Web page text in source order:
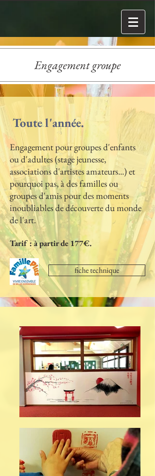
Engagement groupe
Toute l'année.
Engagement pour groupes d'enfants
ou d'adultes (stage jeunesse,
associations d'artistes amateurs...) et
pourquoi pas, à des familles ou
groupes d'amis pour des moments
inoubliables de découverte du monde
de l'art.
Tarif : à partir de 177€.
fiche technique